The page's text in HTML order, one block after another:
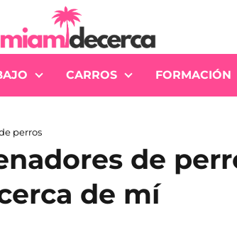
CARROS FORMACIÓN
perros
de
de mí